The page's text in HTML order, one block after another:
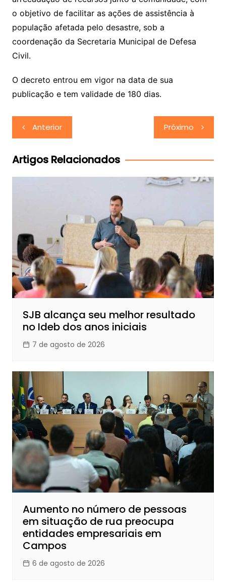
o objetivo de facilitar as ações de assistência à
população afetada pelo desastre, sob a
coordenação da Secretaria Municipal de Defesa
Civil.
O decreto entrou em vigor na data de sua
publicação e tem validade de 180 dias.
Navegação
de
Post
Anterior Próximo
Artigos Relacionados
SJB alcança seu melhor resultado
no Ideb dos anos iniciais
7 de agosto de 2026
Aumento no número de pessoas
em situação de rua preocupa
entidades empresariais em
Campos
6 de agosto de 2026